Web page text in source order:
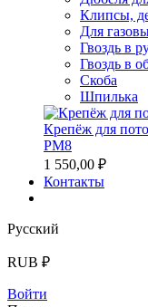
Клипсы,
Для
Гвоздь в
Гвоздь в
Скоба
Шпилька
Крепёж для
PM8
1 550,00 ₽
Контакты
Русский
RUB ₽
Войти